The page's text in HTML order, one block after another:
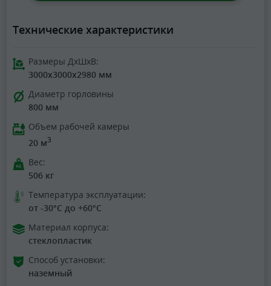
Технические характеристики
Размеры ДхШхВ:
3000x3000x2980 мм
Диаметр горловины
800 мм
Объем рабочей камеры
20 м3
Вес:
506 кг
Температура эксплуатации:
от -30°C до +60°C
Материал корпуса:
стеклопластик
Способ установки:
наземный